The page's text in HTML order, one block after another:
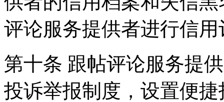
评论服务提供者进行信用
第十条 跟帖评论服务提
投诉举报制度，设置便